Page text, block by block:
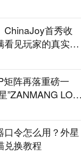
ChinaJoy首秀收
看见玩家的真实期
矩阵再落重磅一
”ZANMANG LOO
游《消消奇遇》
口令怎么用？外星
兑换教程